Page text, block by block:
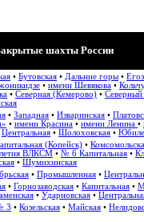
шахты России
• Бутовская • Дальние горы •
• имени Шевякова •
• Северная (Кемерово) •
• Западная • Изваринская •
• имени Красина • имени Ленина •
Центральная • Шолоховская •
(Копейск) •
ВЛКСМ • № 6 Капитальная •
• Шумихинская
• Промышленная •
• Горнозаводская • Капитальная •
• Ударновская •
3 • Козельская • Майская •